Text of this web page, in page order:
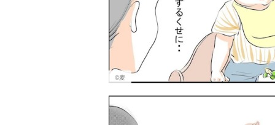
©︎麦